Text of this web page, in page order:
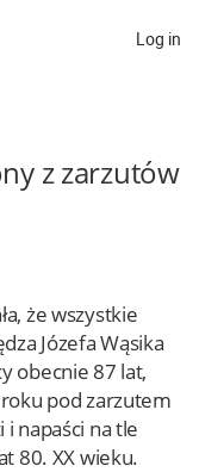
×
Log in
z zarzutów
że wszystkie
Józefa Wąsika
obecnie 87 lat,
pod zarzutem
napaści na tle
80. XX wieku.